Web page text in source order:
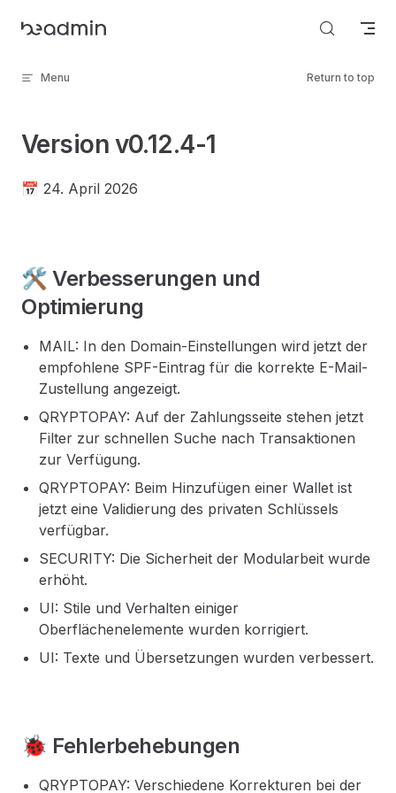
Skip to content
Menu Return to top
Version v0.12.4-1
📅 24. April 2026
🛠️ Verbesserungen und
Optimierung
MAIL: In den Domain-Einstellungen wird jetzt der
empfohlene SPF-Eintrag für die korrekte E-Mail-
Zustellung angezeigt.
QRYPTOPAY: Auf der Zahlungsseite stehen jetzt
Filter zur schnellen Suche nach Transaktionen
zur Verfügung.
QRYPTOPAY: Beim Hinzufügen einer Wallet ist
jetzt eine Validierung des privaten Schlüssels
verfügbar.
SECURITY: Die Sicherheit der Modularbeit wurde
erhöht.
UI: Stile und Verhalten einiger
Oberflächenelemente wurden korrigiert.
UI: Texte und Übersetzungen wurden verbessert.
🐞 Fehlerbehebungen
QRYPTOPAY: Verschiedene Korrekturen bei der